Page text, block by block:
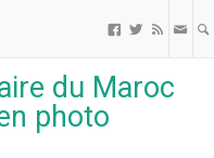
  
du Maroc
photo